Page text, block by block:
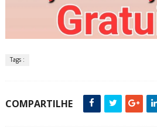
Tags :
COMPARTILHE